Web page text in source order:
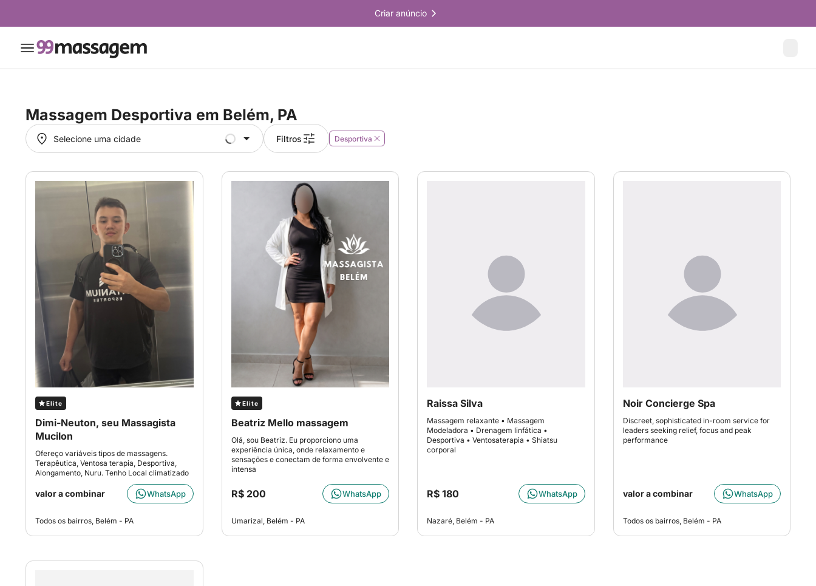
Criar anúncio
Massagem Desportiva em Belém, PA
Selecione uma cidade
Selecione uma cidade Filtros Desportiva
Elite
Dimi-Neuton, seu Massagista
Mucilon
Ofereço variáveis tipos de massagens.
Terapêutica, Ventosa terapia, Desportiva,
Alongamento, Nuru. Tenho Local climatizado
valor a combinar WhatsApp
Todos os bairros, Belém - PA
Elite
Beatriz Mello massagem
Olá, sou Beatriz. Eu proporciono uma
experiência única, onde relaxamento e
sensações e conectam de forma envolvente e
intensa
R$ 200 WhatsApp
Umarizal, Belém - PA
Raissa Silva
Massagem relaxante • Massagem
Modeladora • Drenagem linfática •
Desportiva • Ventosaterapia • Shiatsu
corporal
R$ 180 WhatsApp
Nazaré, Belém - PA
Noir Concierge Spa
Discreet, sophisticated in-room service for
leaders seeking relief, focus and peak
performance
valor a combinar WhatsApp
Todos os bairros, Belém - PA